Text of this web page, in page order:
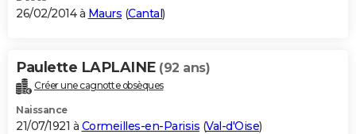
26/02/2014 à Maurs (Cantal)
Paulette LAPLAINE (92 ans)
Créer une cagnotte obsèques
Naissance
21/07/1921 à Cormeilles-en-Parisis (Val-d'Oise)